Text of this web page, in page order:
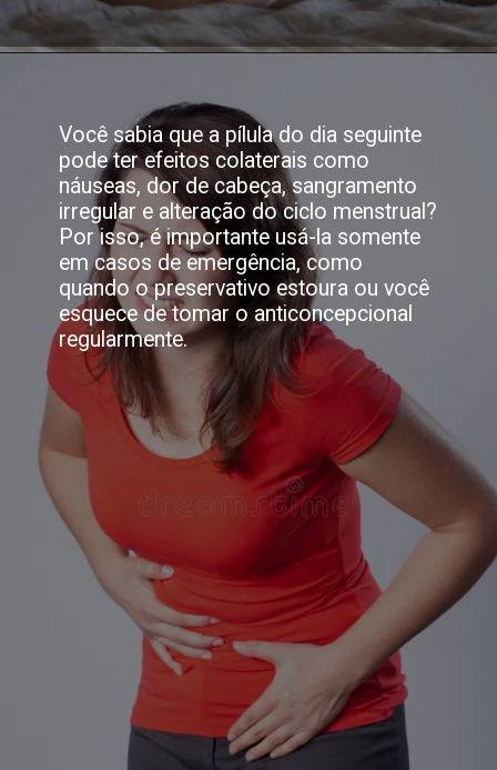
Você sabia que a pílula do dia seguinte
pode ter efeitos colaterais como
náuseas, dor de cabeça, sangramento
irregular e alteração do ciclo menstrual?
Por isso, é importante usá-la somente
em casos de emergência, como
quando o preservativo estoura ou você
esquece de tomar o anticoncepcional
regularmente.